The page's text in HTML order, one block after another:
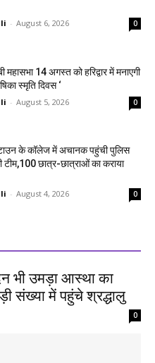
- August 6, 2026 0
महासभा 14 अगस्त को हरिद्वार में मनाएगी
स्मृति दिवस ‘
- August 5, 2026 0
के कॉलेज में अचानक पहुंची पुलिस
टीम,100 छात्र-छात्राओं का कराया
- August 4, 2026 0
भी उमड़ा आस्था का
संख्या में पहुंचे श्रद्धालु
0